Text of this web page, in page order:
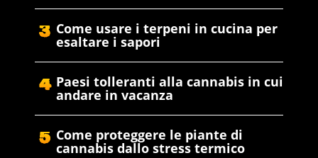
Come usare i terpeni in cucina per
esaltare i sapori
Paesi tolleranti alla cannabis in cui
andare in vacanza
Come proteggere le piante di
cannabis dallo stress termico